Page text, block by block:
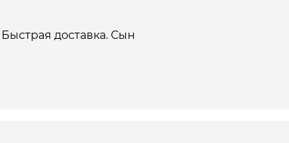
доставка. Сын